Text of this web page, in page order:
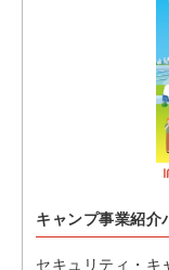
キャンプ事業紹介
セキュリティ・キ